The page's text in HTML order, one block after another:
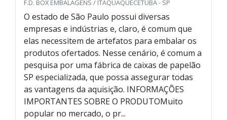
F.D. BOX EMBALAGENS / ITAQUAQUECETUBA - SP
O estado de São Paulo possui diversas
empresas e indústrias e, claro, é comum que
elas necessitem de artefatos para embalar os
produtos ofertados. Nesse cenário, é comum a
pesquisa por uma fábrica de caixas de papelão
SP especializada, que possa assegurar todas
as vantagens da aquisição. INFORMAÇÕES
IMPORTANTES SOBRE O PRODUTOMuito
popular no mercado, o pr...